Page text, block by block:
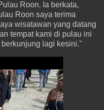
Roon. Ia berkata,
Roon saya terima
wisatawan yang datang
tempat kami di pulau ini
lagi kesini."